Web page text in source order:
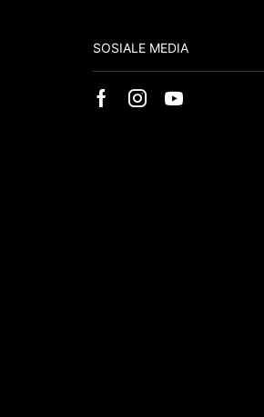
SOSIALE MEDIA